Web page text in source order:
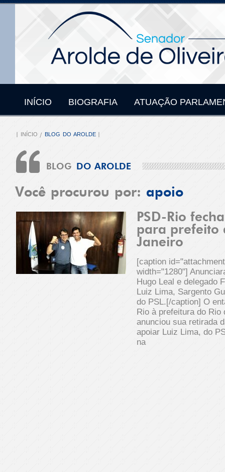
INÍCIO BIOGRAFIA ATUAÇÃO
INÍCIO BLOG DO AROLDE
BLOG DO AROLDE
Você procurou por: apoio
PSD-Rio
para prefeito
Janeiro
[caption
width="1280"]
Hugo Leal e delegado
Luiz Lima, Sargento
do PSL.[/caption] O
Rio à prefeitura do Rio
anunciou sua retirada
apoiar Luiz Lima, do
na